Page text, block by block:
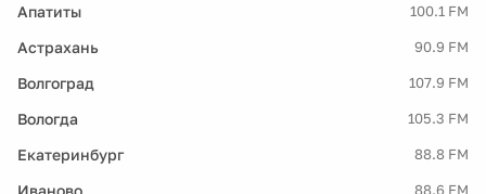
Апатиты 100.1 FM
Астрахань 90.9 FM
Волгоград 107.9 FM
Вологда 105.3 FM
Екатеринбург 88.8 FM
Иваново 88.6 FM